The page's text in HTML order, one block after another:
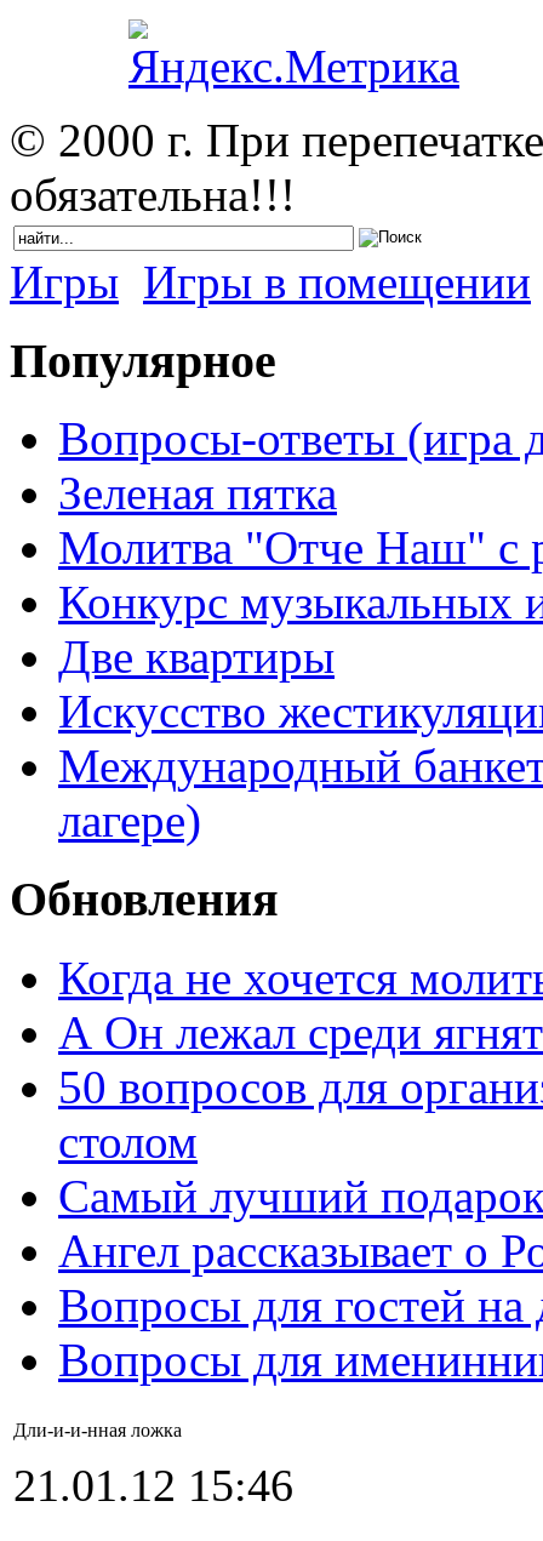
© 2000 г. При
обязательна!!!
Игры Игры в помещении
Популярное
Вопросы-ответы (игра
Зеленая пятка
Молитва "Отче Наш" с
Конкурс музыкальных
Две квартиры
Искусство
Международный
лагере)
Обновления
Когда не хочется
А Он лежал среди ягнят
50 вопросов для
столом
Самый лучший
Ангел рассказывает о
Вопросы для гостей
Вопросы для
Дли-и-и-нная ложка
21.01.12 15:46